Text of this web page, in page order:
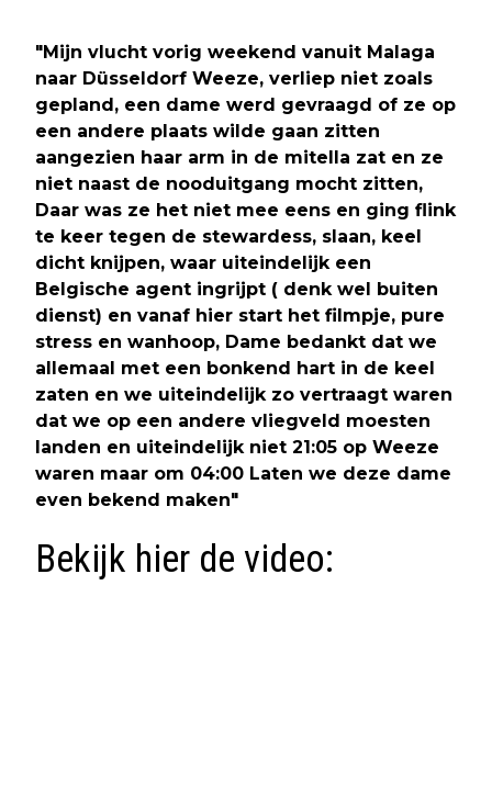
"Mijn vlucht vorig weekend vanuit Malaga
naar Düsseldorf Weeze, verliep niet zoals
gepland, een dame werd gevraagd of ze op
een andere plaats wilde gaan zitten
aangezien haar arm in de mitella zat en ze
niet naast de nooduitgang mocht zitten,
Daar was ze het niet mee eens en ging flink
te keer tegen de stewardess, slaan, keel
dicht knijpen, waar uiteindelijk een
Belgische agent ingrijpt ( denk wel buiten
dienst) en vanaf hier start het filmpje, pure
stress en wanhoop, Dame bedankt dat we
allemaal met een bonkend hart in de keel
zaten en we uiteindelijk zo vertraagt waren
dat we op een andere vliegveld moesten
landen en uiteindelijk niet 21:05 op Weeze
waren maar om 04:00 Laten we deze dame
even bekend maken"
Bekijk hier de video: